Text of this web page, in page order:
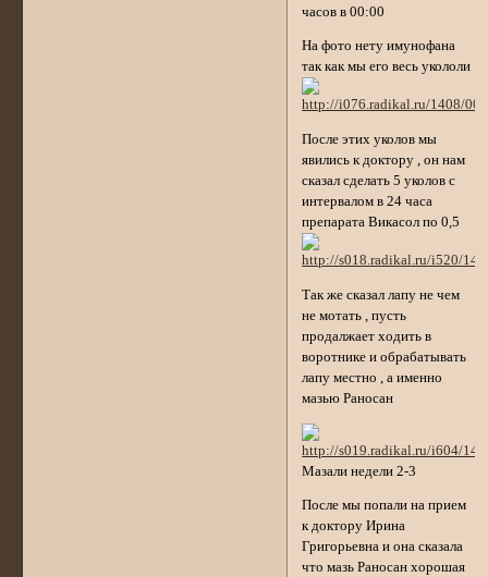
часов в 00:00
На фото нету имунофана
так как мы его весь укололи
После этих уколов мы
явились к доктору , он нам
сказал сделать 5 уколов с
интервалом в 24 часа
препарата Викасол по 0,5
Так же сказал лапу не чем
не мотать , пусть
продалжает ходить в
воротнике и обрабатывать
лапу местно , а именно
мазью Раносан
Мазали недели 2-3
После мы попали на прием
к доктору Ирина
Григорьевна и она сказала
что мазь Раносан хорошая